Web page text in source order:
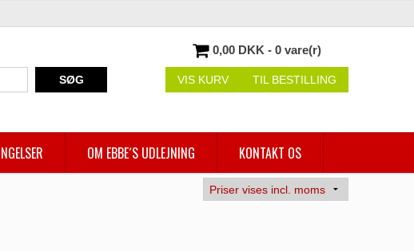
SØG
0,00 DKK - 0 vare(r)
VIS KURV TIL BESTILLING
OM EBBE´S UDLEJNING KONTAKT OS